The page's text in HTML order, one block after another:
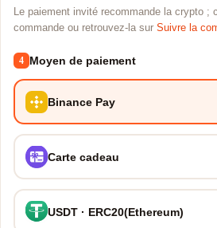
Le paiement invité recommande la crypto ;
commande ou retrouvez-la sur Suivre la
4 Moyen de paiement
Binance Pay
Carte cadeau
USDT · ERC20(Ethereum)